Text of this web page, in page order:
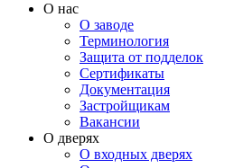
О нас
О заводе
Терминология
Защита от подделок
Сертификаты
Документация
Застройщикам
Вакансии
О дверях
О входных дверях